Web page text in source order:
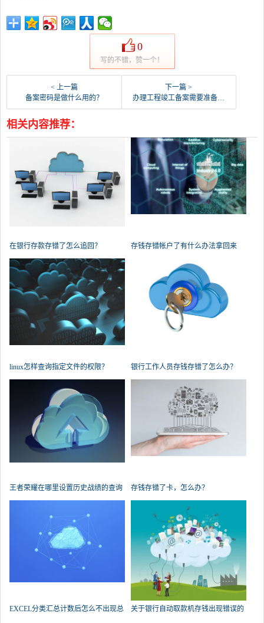
0
写的不错，赞一个！
< 上一篇
备案密码是做什么用的？
下一篇 >
办理工程竣工备案需要准备什么？
相关内容推荐：
在银行存款存错了怎么追回？
存钱存错帐户了有什么办法拿回来
linux怎样查询指定文件的权限？ 银行工作人员存钱存错了怎么办？
王者荣耀在哪里设置历史战绩的查询
存钱存错了卡，怎么办？
EXCEL分类汇总计数后怎么不出现总
关于银行自动取款机存钱出现错误的